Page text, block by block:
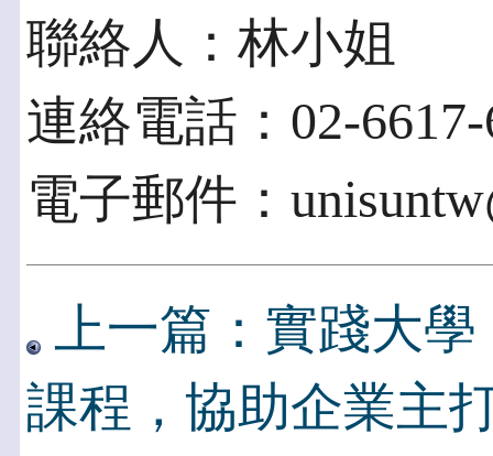
聯絡人：林小姐
連絡電話：02-6617-
電子郵件：
上一篇：實踐大
課程，協助企業主